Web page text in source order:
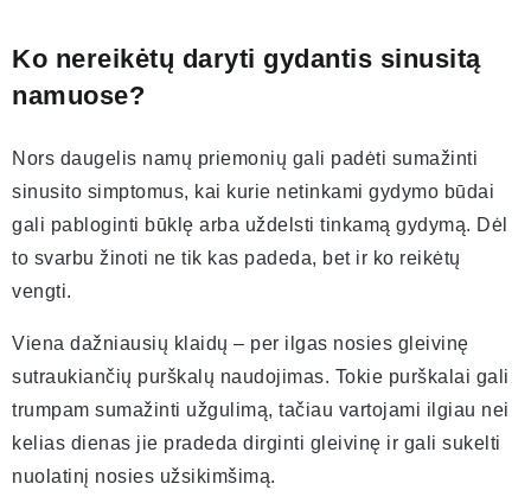
Ko nereikėtų daryti gydantis sinusitą
namuose?
Nors daugelis namų priemonių gali padėti sumažinti
sinusito simptomus, kai kurie netinkami gydymo būdai
gali pabloginti būklę arba uždelsti tinkamą gydymą. Dėl
to svarbu žinoti ne tik kas padeda, bet ir ko reikėtų
vengti.
Viena dažniausių klaidų – per ilgas nosies gleivinę
sutraukiančių purškalų naudojimas. Tokie purškalai gali
trumpam sumažinti užgulimą, tačiau vartojami ilgiau nei
kelias dienas jie pradeda dirginti gleivinę ir gali sukelti
nuolatinį nosies užsikimšimą.